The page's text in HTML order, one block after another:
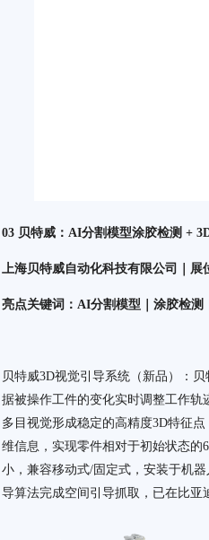
03 贝特威：AI分割模型涂胶检测 +
上海贝特威自动化科技有限公司｜展
亮点关键词：AI分割模型｜涂胶检测
贝特威3D视觉引导系统（新品）：
据被操作工件的变化实时调整工作轨
多目视觉形成稳定的高精度3D特征
维信息，实现零件相对于初始状态的
小，兼容移动式/固定式，安装于机
导算法完成空间引导抓取，已在比亚